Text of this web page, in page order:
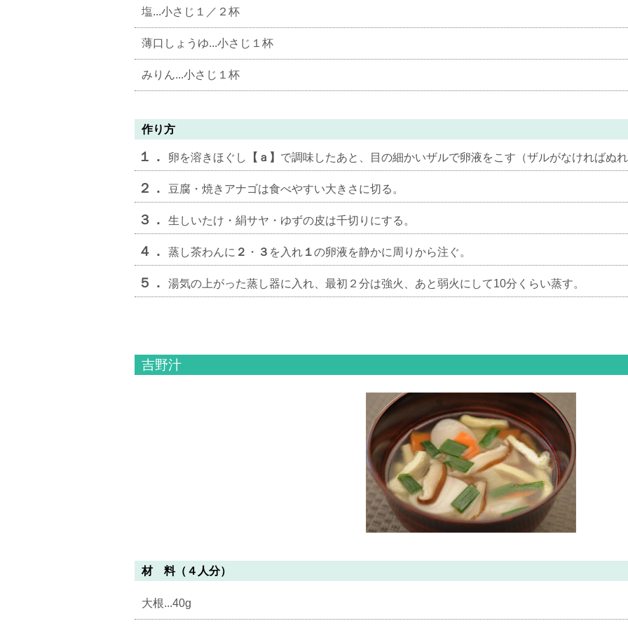
塩...小さじ１／２杯
薄口しょうゆ...小さじ１杯
みりん...小さじ１杯
作り方
１． 卵を溶きほぐし 【ａ】 で調味したあと、目の細かいザルで卵液をこす（ザルがなければぬれ
２． 豆腐・焼きアナゴは食べやすい大きさに切る。
３． 生しいたけ・絹サヤ・ゆずの皮は千切りにする。
４． 蒸し茶わんに ２ ・ ３ を入れ １の卵液を静かに周りから注ぐ。
５． 湯気の上がった蒸し器に入れ、最初２分は強火、あと弱火にして10分くらい蒸す。
吉野汁
材 料（４人分）
大根...40g